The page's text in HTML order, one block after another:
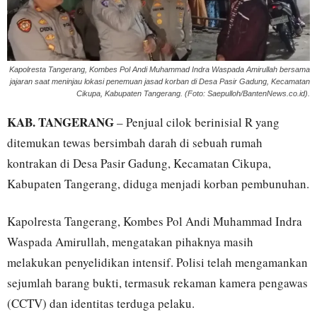
Kapolresta Tangerang, Kombes Pol Andi Muhammad Indra Waspada Amirullah bersama
jajaran saat meninjau lokasi penemuan jasad korban di Desa Pasir Gadung, Kecamatan
Cikupa, Kabupaten Tangerang. (Foto: Saepulloh/BantenNews.co.id).
KAB. TANGERANG– Penjual cilok berinisial R yang
ditemukan tewas bersimbah darah di sebuah rumah
kontrakan di Desa Pasir Gadung, Kecamatan Cikupa,
Kabupaten Tangerang, diduga menjadi korban pembunuhan.
Kapolresta Tangerang, Kombes Pol Andi Muhammad Indra
Waspada Amirullah, mengatakan pihaknya masih
melakukan penyelidikan intensif. Polisi telah mengamankan
sejumlah barang bukti, termasuk rekaman kamera pengawas
(CCTV) dan identitas terduga pelaku.